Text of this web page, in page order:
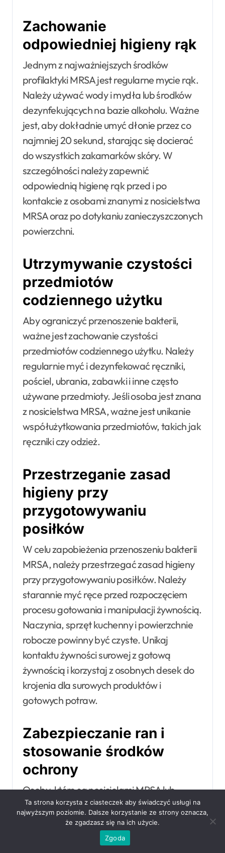
Zachowanie
odpowiedniej higieny rąk
Jednym z najważniejszych środków
profilaktyki MRSA jest regularne mycie rąk.
Należy używać wody i mydła lub środków
dezynfekujących na bazie alkoholu. Ważne
jest, aby dokładnie umyć dłonie przez co
najmniej 20 sekund, starając się docierać
do wszystkich zakamarków skóry. W
szczególności należy zapewnić
odpowiednią higienę rąk przed i po
kontakcie z osobami znanymi z nosicielstwa
MRSA oraz po dotykaniu zanieczyszczonych
powierzchni.
Utrzymywanie czystości
przedmiotów
codziennego użytku
Aby ograniczyć przenoszenie bakterii,
ważne jest zachowanie czystości
przedmiotów codziennego użytku. Należy
regularnie myć i dezynfekować ręczniki,
pościel, ubrania, zabawki i inne często
używane przedmioty. Jeśli osoba jest znana
z nosicielstwa MRSA, ważne jest unikanie
współużytkowania przedmiotów, takich jak
ręczniki czy odzież.
Przestrzeganie zasad
higieny przy
przygotowywaniu
posiłków
W celu zapobieżenia przenoszeniu bakterii
MRSA, należy przestrzegać zasad higieny
przy przygotowywaniu posiłków. Należy
starannie myć ręce przed rozpoczęciem
procesu gotowania i manipulacji żywnością.
Naczynia, sprzęt kuchenny i powierzchnie
robocze powinny być czyste. Unikaj
kontaktu żywności surowej z gotową
żywnością i korzystaj z osobnych desek do
krojenia dla surowych produktów i
gotowych potraw.
Zabezpieczanie ran i
stosowanie środków
ochrony
Osoby, które są nosicielami MRSA lub
posiadają otwarte rany, powinny stosować
odpowiednie opatrunki i środki ochrony.
Poprzez zabezpieczanie ran i stosowanie
Ta strona korzysta z ciasteczek aby świadczyć usługi na
najwyższym poziomie. Dalsze korzystanie ze strony oznacza,
że zgadzasz się na ich użycie.
Zgoda